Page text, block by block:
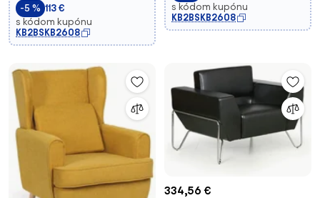
-5 % 113 €
s kódom kupónu
KB2BSKB2608
s kódom kupónu
KB2BSKB2608
334,56 €